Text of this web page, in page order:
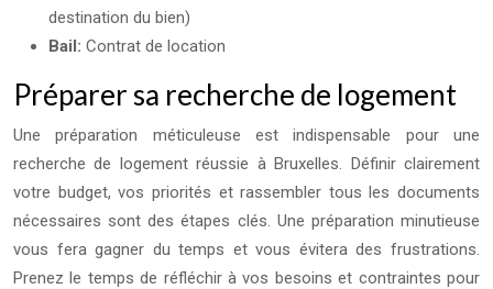
destination du bien)
Bail: Contrat de location
Préparer sa recherche de logement
Une préparation méticuleuse est indispensable pour une
recherche de logement réussie à Bruxelles. Définir clairement
votre budget, vos priorités et rassembler tous les documents
nécessaires sont des étapes clés. Une préparation minutieuse
vous fera gagner du temps et vous évitera des frustrations.
Prenez le temps de réfléchir à vos besoins et contraintes pour